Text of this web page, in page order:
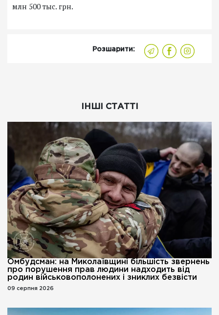
млн 500 тыс. грн.
Розшарити:
ІНШІ СТАТТІ
Омбудсман: на Миколаївщині більшість звернень
про порушення прав людини надходить від
родин військовополонених і зниклих безвісти
09 серпня 2026